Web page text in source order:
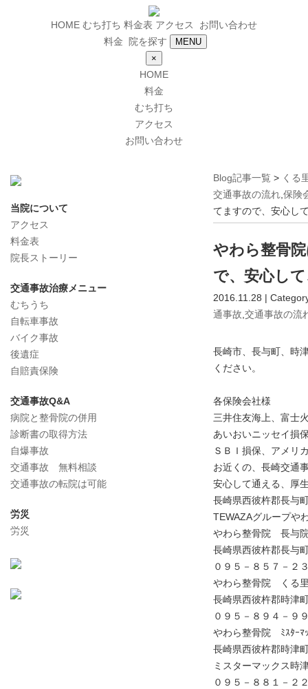
HOME むち打ち 料金表 アクセス
お問い合わせ
料金
院を探す
MENU
×
HOME
料金
むち打ち
アクセス
お問い合わせ
Blog記事一覧 > くる
交通事故の流れ 保険
てますので、安心し
やわら整骨
で、安心し
2016.11.28 |
通事故 交通事故の流
長崎市、長与町、時
ください。
各保険会社様
三井住友海上、富士
あいおいニッセイ損
ＳＢＩ損保、アメリ
お近くの、長崎交通
安心して通える、厚
長崎県西彼杵郡長与
TEWAZAグループや
やわら整骨院 長与
長崎県西彼杵郡長与
０９５－８５７－２
やわら整骨院 くる
長崎県西彼杵郡時津
０９５－８９４－９
やわら整骨院 ﾐｽﾀｰﾏ
長崎県西彼杵郡時津
ミスターマックス時
０９５－８８１－２
当院について
アクセス
料金表
院長ストーリー
交通事故治療メニュー
むちうち
自転車事故
バイク事故
後遺症
自賠責保険
交通事故Q&A
病院と整骨院の併用
診断書の取得方法
自爆事故
交通事故 無料相談
交通事故の転院は可能
労災
労災